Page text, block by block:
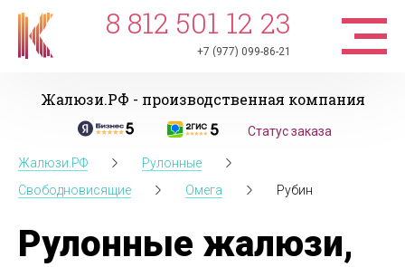
8 812 501 12 23
+7 (977) 099-86-21
Жалюзи.РФ - производственная компания
Статус заказа
Жалюзи.РФ
Рулонные
Свободновисящие
Омега Рубин
Рулонные жалюзи,